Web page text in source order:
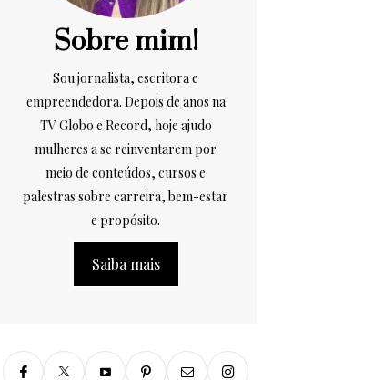
Sobre mim!
Sou jornalista, escritora e
empreendedora. Depois de anos na
TV Globo e Record, hoje ajudo
mulheres a se reinventarem por
meio de conteúdos, cursos e
palestras sobre carreira, bem-estar
e propósito.
Saiba mais